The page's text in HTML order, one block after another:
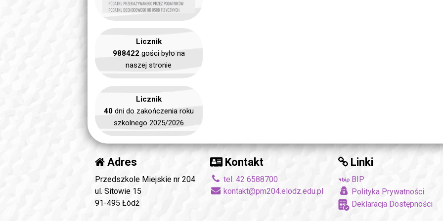
Licznik
988422 gości było na
naszej stronie
Licznik
40dni do zakończenia roku
szkolnego 2025/2026
Adres
Przedszkole Miejskie nr 204
ul. Sitowie 15
91-495 Łódź
Kontakt
tel. 42 6588700
kontakt@pm204.elodz.edu.pl
Linki
BIP
Polityka Prywatności
Deklaracja Dostępności